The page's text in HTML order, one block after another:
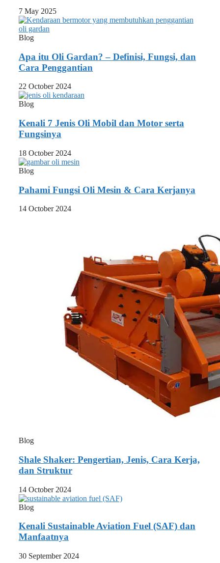
7 May 2025
Blog
Apa itu Oli Gardan? – Definisi, Fungsi, dan
Cara Penggantian
22 October 2024
Blog
Kenali 7 Jenis Oli Mobil dan Motor serta
Fungsinya
18 October 2024
Blog
Pahami Fungsi Oli Mesin & Cara Kerjanya
14 October 2024
Blog
Shale Shaker: Pengertian, Jenis, Cara Kerja,
dan Struktur
14 October 2024
Blog
Kenali Sustainable Aviation Fuel (SAF) dan
Manfaatnya
30 September 2024